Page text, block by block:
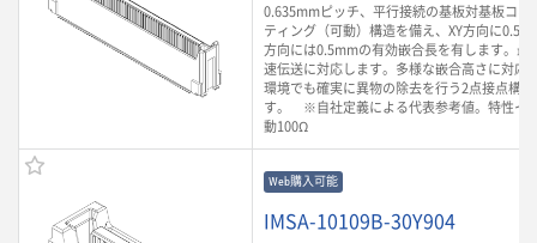
0.635mmピッチ、平行接続の基板対基板コネ
ティング（可動）構造を備え、XY方向に
方向には0.5mmの有効嵌合長を有します。
速伝送に対応します。多様な嵌合高さに対応
環境でも確実に異物の除去を行う2点接点構
す。 ※自社定義による代表参考値。特性イ
動100Ω
Web購入可能
IMSA-10109B-30Y904